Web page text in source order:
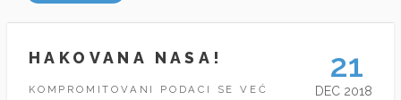
HAKOVANA NASA!
KOMPROMITOVANI PODACI SE VEĆ
21
DEC 2018